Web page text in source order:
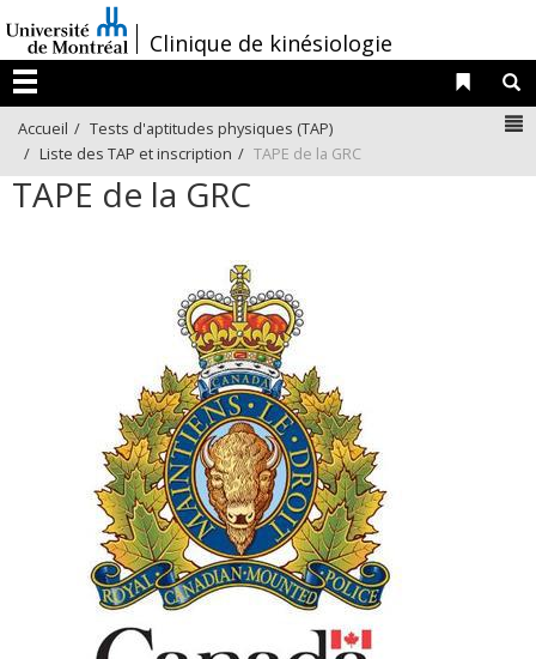
au
contenu
/
Clinique de kinésiologie
Menu
Liens
Accueil
Tests d'aptitudes physiques (TAP)
Liste des TAP et inscription
TAPE de la GRC
TAPE de la GRC